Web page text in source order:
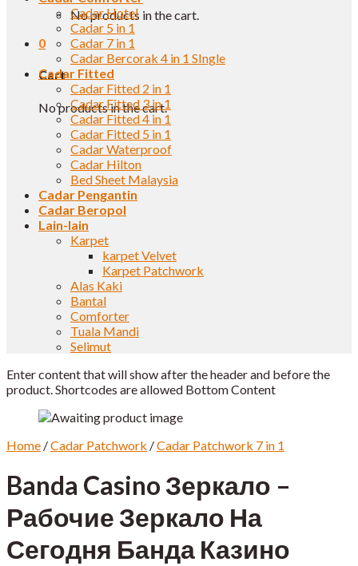
No products in the cart.
0
Cart
No products in the cart.
Cadar Hotel
Cadar 5 in 1
Cadar 7 in 1
Cadar Bercorak 4 in 1 SIngle
Cadar Fitted
Cadar Fitted 2 in 1
Cadar Fitted 3 in 1
Cadar Fitted 4 in 1
Cadar Fitted 5 in 1
Cadar Waterproof
Cadar Hilton
Bed Sheet Malaysia
Cadar Pengantin
Cadar Beropol
Lain-lain
Karpet
karpet Velvet
Karpet Patchwork
Alas Kaki
Bantal
Comforter
Tuala Mandi
Selimut
Enter content that will show after the header and before the
product. Shortcodes are allowed Bottom Content
Home /Cadar Patchwork /Cadar Patchwork 7 in 1
Banda Casino Зеркало –
Рабочие Зеркало На
Сегодня Банда Казино